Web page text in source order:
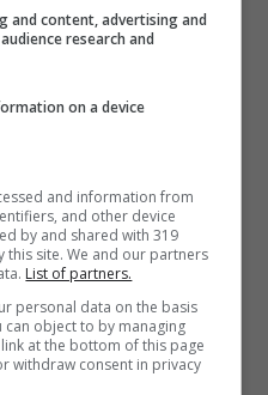
vivere nel lusso
guadagnarsi tutto
lei che colpa ne
quella che muove i
a fare i grossi
un pc o di uno
ha già dimostrato
and content, advertising and
research and
on a device
and information from
and other device
by and shared with 319
this site. We and our partners
List of partners.
personal data on the basis
object to by managing
at the bottom of this page
withdraw consent in privacy